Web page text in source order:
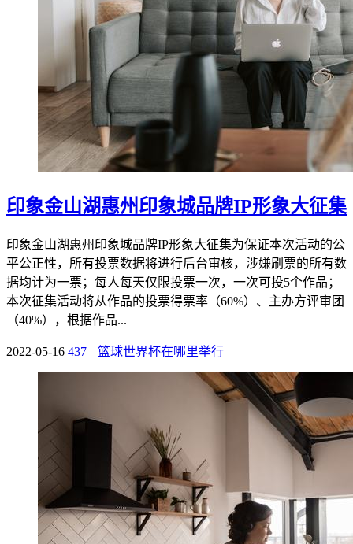
印象金山湖惠州印象城品牌IP形象大征集
印象金山湖惠州印象城品牌IP形象大征集为保证本次活动的公
平公正性，所有投票数据将进行后台审核，涉嫌刷票的所有数
据均计为一票；每人每天仅限投票一次，一次可投5个作品；
本次征集活动将从作品的投票得票率（60%）、主办方评审团
（40%），根据作品...
2022-05-16 437 篮球世界杯在哪里举行